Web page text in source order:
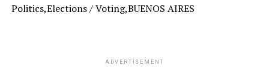
Politics,Elections / Voting,BUENOS AIRES
ADVERTISEMENT